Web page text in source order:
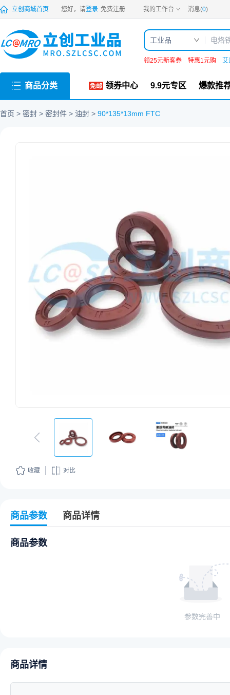
PDF 立创商城首页 您好，请登录 免费注册 我的工作台 消息(0)
工业品
领25元新客券 特惠1元购 艾
商品分类 领券中心 9.9元专区 爆款推
首页 密封 密封件 油封 90*135*13mm FTC
收藏 对比
商品参数 商品详情
商品参数
参数完善中
商品详情